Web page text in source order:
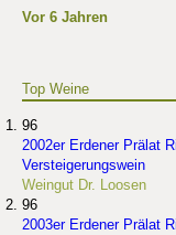
Vor 6 Jahren
Top Weine
96
2002er Erdener Prälat
Versteigerungswein
Weingut Dr. Loosen
96
2003er Erdener Prälat